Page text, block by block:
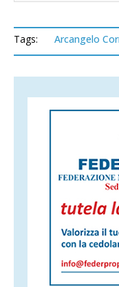
Tags: Arcangelo